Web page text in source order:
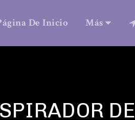
De Inicio Más
DE